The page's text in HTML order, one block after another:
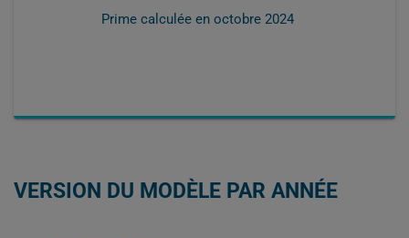
Prime calculée en octobre 2024
VERSION DU MODÈLE PAR ANNÉE